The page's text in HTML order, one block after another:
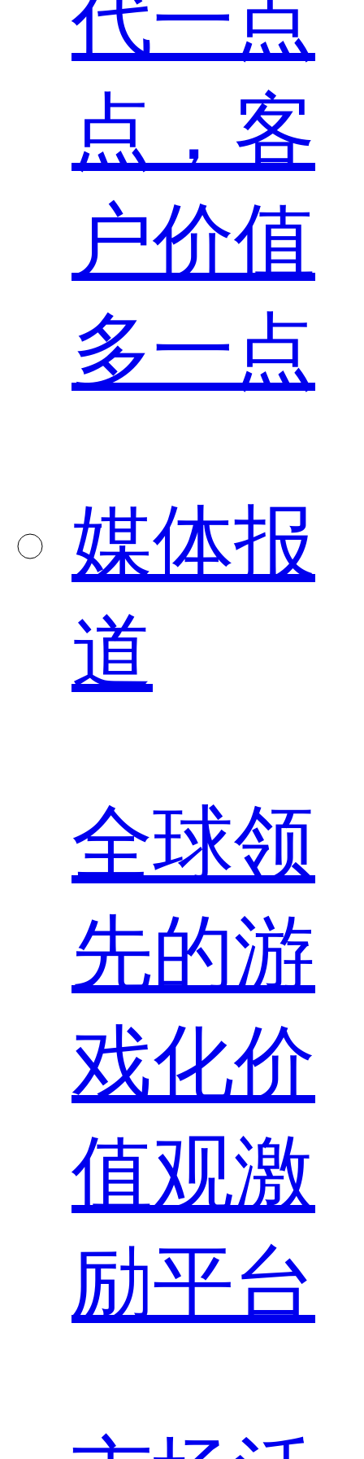
代一点
点，客
户价值
多一点
媒体报
道
全球领
先的游
戏化价
值观激
励平台